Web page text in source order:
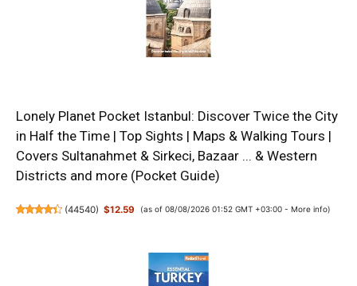
Lonely Planet Pocket Istanbul: Discover Twice the City
in Half the Time | Top Sights | Maps & Walking Tours |
Covers Sultanahmet & Sirkeci, Bazaar ... & Western
Districts and more (Pocket Guide)
(44540) $12.59 (as of 08/08/2026 01:52 GMT +03:00 - More info)